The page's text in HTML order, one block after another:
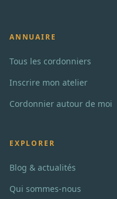
ANNUAIRE
Tous les cordonniers
Inscrire mon atelier
Cordonnier autour de moi
EXPLORER
Blog & actualités
Qui sommes-nous